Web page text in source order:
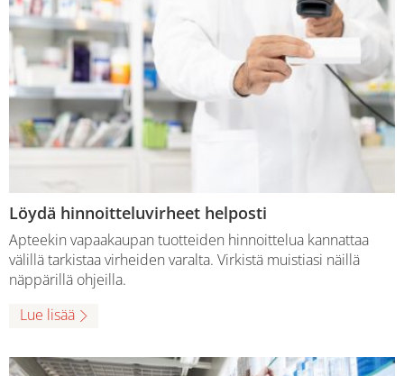
Löydä hinnoitteluvirheet helposti
Apteekin vapaakaupan tuotteiden hinnoittelua kannattaa
välillä tarkistaa virheiden varalta. Virkistä muistiasi näillä
näppärillä ohjeilla.
Lue lisää